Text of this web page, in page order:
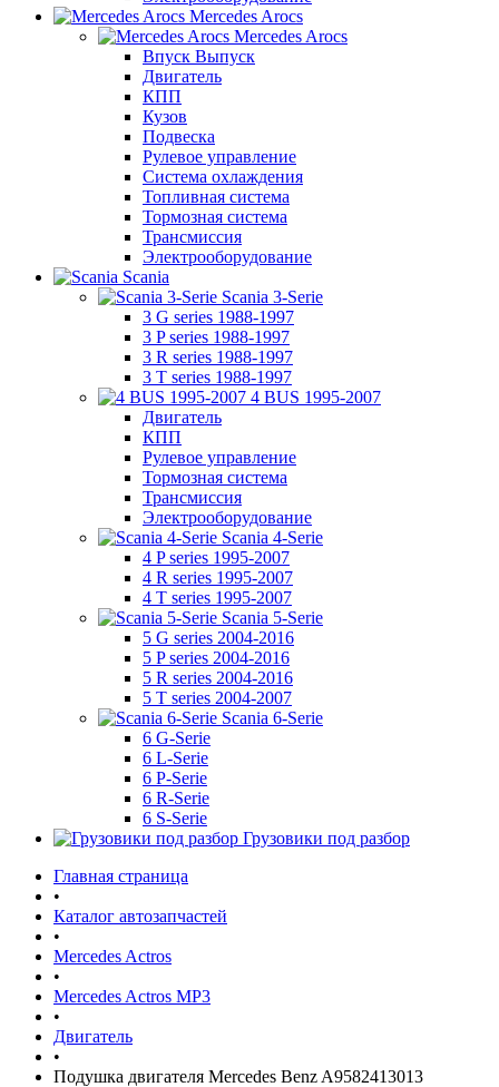
Mercedes Arocs
Mercedes Arocs
Впуск Выпуск
Двигатель
КПП
Кузов
Подвеска
Рулевое управление
Система охлаждения
Топливная система
Тормозная система
Трансмиссия
Электрооборудование
Scania
Scania 3-Serie
3 G series 1988-1997
3 P series 1988-1997
3 R series 1988-1997
3 T series 1988-1997
4 BUS 1995-2007
Двигатель
КПП
Рулевое управление
Тормозная система
Трансмиссия
Электрооборудование
Scania 4-Serie
4 P series 1995-2007
4 R series 1995-2007
4 T series 1995-2007
Scania 5-Serie
5 G series 2004-2016
5 P series 2004-2016
5 R series 2004-2016
5 T series 2004-2007
Scania 6-Serie
6 G-Serie
6 L-Serie
6 P-Serie
6 R-Serie
6 S-Serie
Грузовики под разбор
Главная страница
•
Каталог автозапчастей
•
Mercedes Actros
•
Mercedes Actros MP3
•
Двигатель
•
Подушка двигателя Mercedes Benz A9582413013